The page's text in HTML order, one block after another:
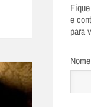
e
para
Nome